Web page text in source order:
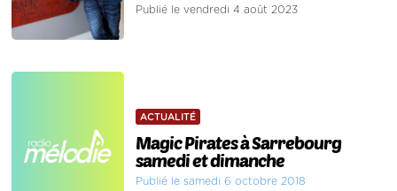
Publié le vendredi 4 août 2023
ACTUALITÉ
Magic Pirates à Sarrebourg
samedi et dimanche
Publié le samedi 6 octobre 2018